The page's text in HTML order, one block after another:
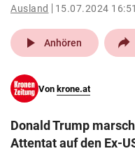
pin_drop
Wien
search
eingeben
Ausland 15.07.2024 16:51
play_arrow Anhören
Von krone.at
Donald Trump
Attentat auf den Ex-